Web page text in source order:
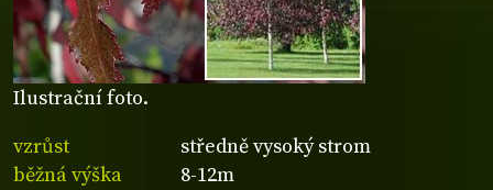
Ilustrační foto.
vzrůst
středně vysoký strom
běžná výška
8-12m